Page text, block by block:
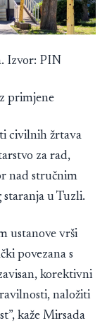
Izvor: PIN
primjene
civilnih žrtava
za rad,
nad stručnim
u Tuzli.
ustanove vrši
povezana s
korektivni
naložiti
kaže Mirsada